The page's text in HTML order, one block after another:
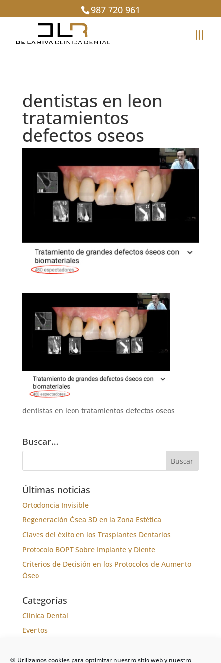
🍪 Utilizamos cookies para optimizar nuestro sitio web y nuestro
987 720 961
dentistas en leon
tratamientos
defectos oseos
dentistas en leon tratamientos defectos oseos
Buscar…
Últimas noticias
Ortodoncia Invisible
Regeneración Ósea 3D en la Zona Estética
Claves del éxito en los Trasplantes Dentarios
Protocolo BOPT Sobre Implante y Diente
Criterios de Decisión en los Protocolos de Aumento
Óseo
Categorías
Clínica Dental
Eventos
Noticias